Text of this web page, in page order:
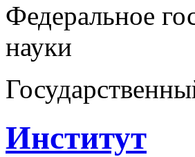
Федеральное
науки
Институт